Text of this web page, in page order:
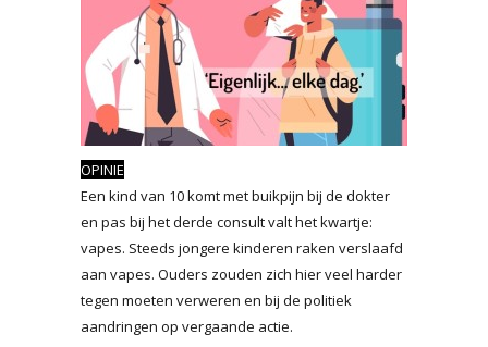
OPINIE
Een kind van 10 komt met buikpijn bij de dokter
en pas bij het derde consult valt het kwartje:
vapes. Steeds jongere kinderen raken verslaafd
aan vapes. Ouders zouden zich hier veel harder
tegen moeten verweren en bij de politiek
aandringen op vergaande actie.